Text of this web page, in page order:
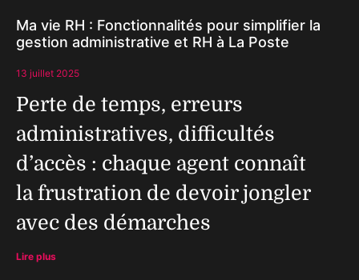
Ma vie RH : Fonctionnalités pour simplifier la
gestion administrative et RH à La Poste
13 juillet 2025
Perte de temps, erreurs
administratives, difficultés
d’accès : chaque agent connaît
la frustration de devoir jongler
avec des démarches
Lire plus